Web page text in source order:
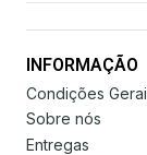
INFORMAÇÃO
Condições
Sobre nós
Entregas